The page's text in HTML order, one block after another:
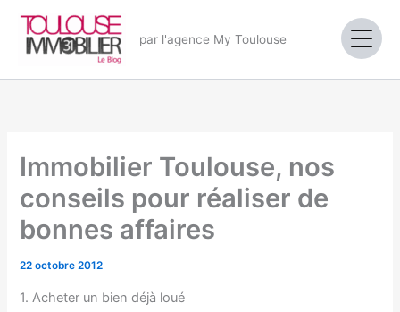
contenu
par l'agence My Toulouse
Immobilier Toulouse, nos
conseils pour réaliser de
bonnes affaires
22 octobre 2012
1. Acheter un bien déjà loué